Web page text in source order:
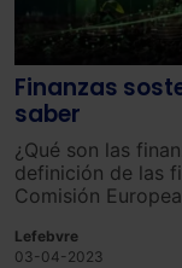
Finanzas
saber
¿Qué son las
definición de las
Comisión
Lefebvre
03-04-2023